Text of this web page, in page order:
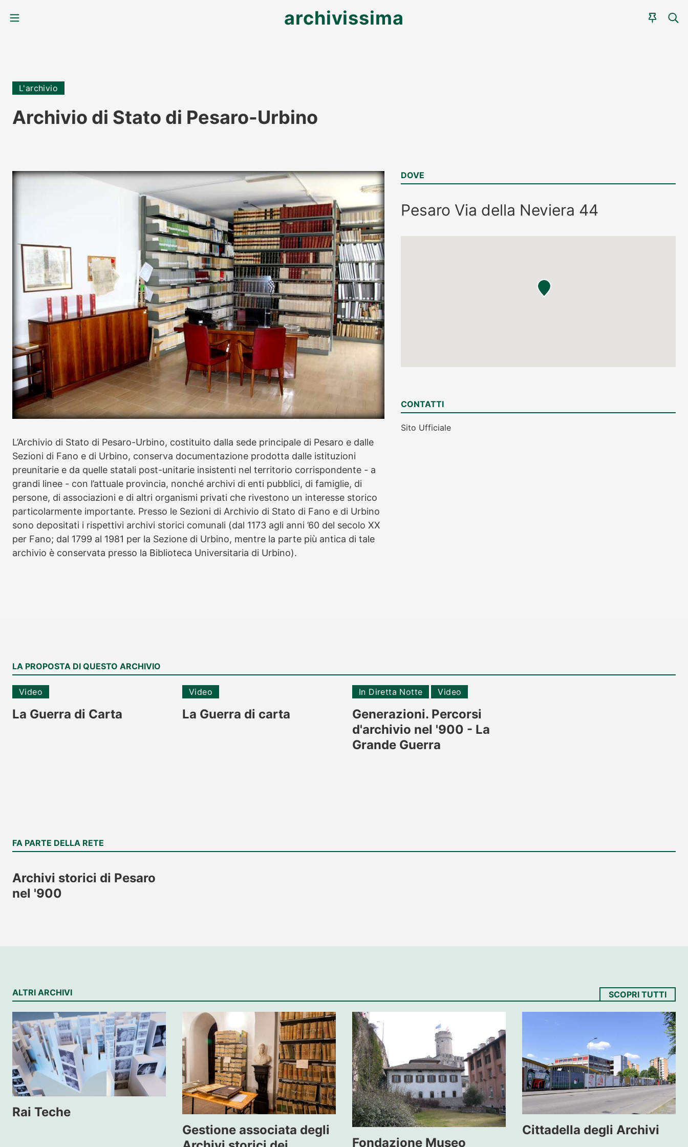
MENU archivissima
L'archivio
Archivio di Stato di Pesaro-Urbino
L’Archivio di Stato di Pesaro-Urbino, costituito dalla sede principale di Pesaro e dalle
Sezioni di Fano e di Urbino, conserva documentazione prodotta dalle istituzioni
preunitarie e da quelle statali post-unitarie insistenti nel territorio corrispondente - a
grandi linee - con l’attuale provincia, nonché archivi di enti pubblici, di famiglie, di
persone, di associazioni e di altri organismi privati che rivestono un interesse storico
particolarmente importante. Presso le Sezioni di Archivio di Stato di Fano e di Urbino
sono depositati i rispettivi archivi storici comunali (dal 1173 agli anni ’60 del secolo XX
per Fano; dal 1799 al 1981 per la Sezione di Urbino, mentre la parte più antica di tale
archivio è conservata presso la Biblioteca Universitaria di Urbino).
DOVE
Pesaro Via della Neviera 44
CONTATTI
Sito Ufficiale
LA PROPOSTA DI QUESTO ARCHIVIO
Video
La Guerra di Carta
Video
La Guerra di carta
In Diretta Notte Video
Generazioni. Percorsi
d'archivio nel '900 - La
Grande Guerra
FA PARTE DELLA RETE
Archivi storici di Pesaro
nel '900
ALTRI ARCHIVI SCOPRI TUTTI
Rai Teche
Gestione associata degli
Fondazione Museo
Cittadella degli Archivi